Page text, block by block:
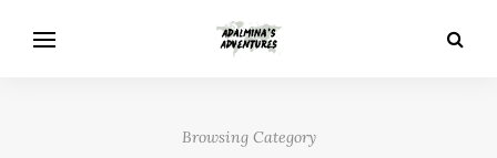
Browsing Category